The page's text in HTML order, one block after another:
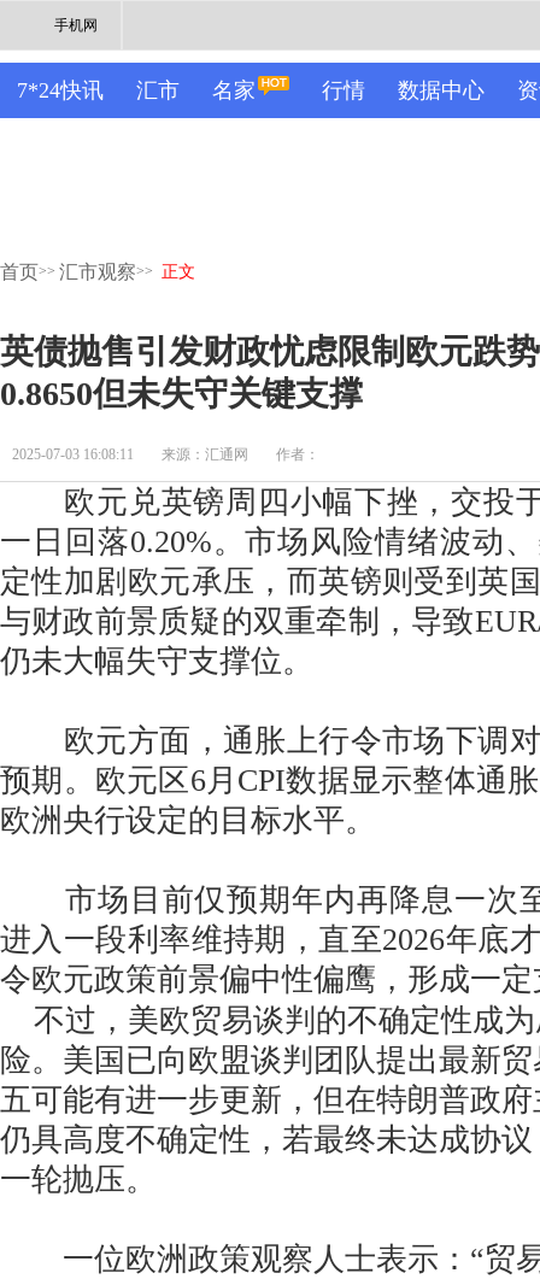
手机网
7*24快讯 汇市 名家 行情 数据中心
首页>> 汇市观察>> 正文
英债抛售引发财政忧虑限制欧元跌
0.8650但未失守关键支撑
2025-07-03 16:08:11 来源：汇通网 作者：
欧元兑英镑周四小幅下挫，交投于
一日回落0.20%。市场风险情绪波动
定性加剧欧元承压，而英镑则受到英
与财政前景质疑的双重牵制，导致
仍未大幅失守支撑位。
欧元方面，通胀上行令市场下调对
预期。欧元区6月CPI数据显示整体通
欧洲央行设定的目标水平。
市场目前仅预期年内再降息一次
进入一段利率维持期，直至2026年底
令欧元政策前景偏中性偏鹰，形成一
不过，美欧贸易谈判的不确定性成
险。美国已向欧盟谈判团队提出最新
五可能有进一步更新，但在特朗普政
仍具高度不确定性，若最终未达成协
一轮抛压。
一位欧洲政策观察人士表示：“贸